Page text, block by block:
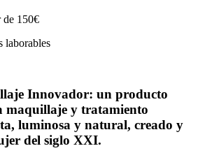
de 150€
laborables
Innovador: un producto
maquillaje y tratamiento
luminosa y natural, creado y
del siglo XXI.